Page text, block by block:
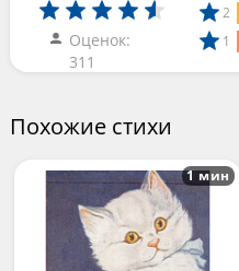
Оценок:
311
2
1
Похожие стихи
1 мин